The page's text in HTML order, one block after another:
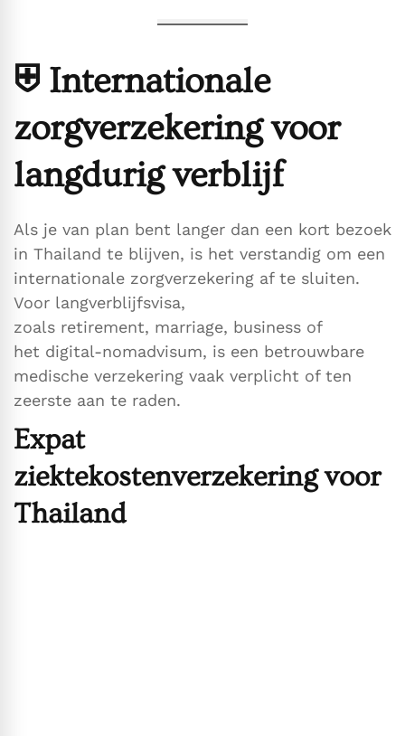
⛨ Internationale
zorgverzekering voor
langdurig verblijf
Als je van plan bent langer dan een kort bezoek
in Thailand te blijven, is het verstandig om een
internationale zorgverzekering af te sluiten.
Voor langverblijfsvisa,
zoals retirement, marriage, business of
het digital-nomadvisum, is een betrouwbare
medische verzekering vaak verplicht of ten
zeerste aan te raden.
Expat
ziektekostenverzekering voor
Thailand